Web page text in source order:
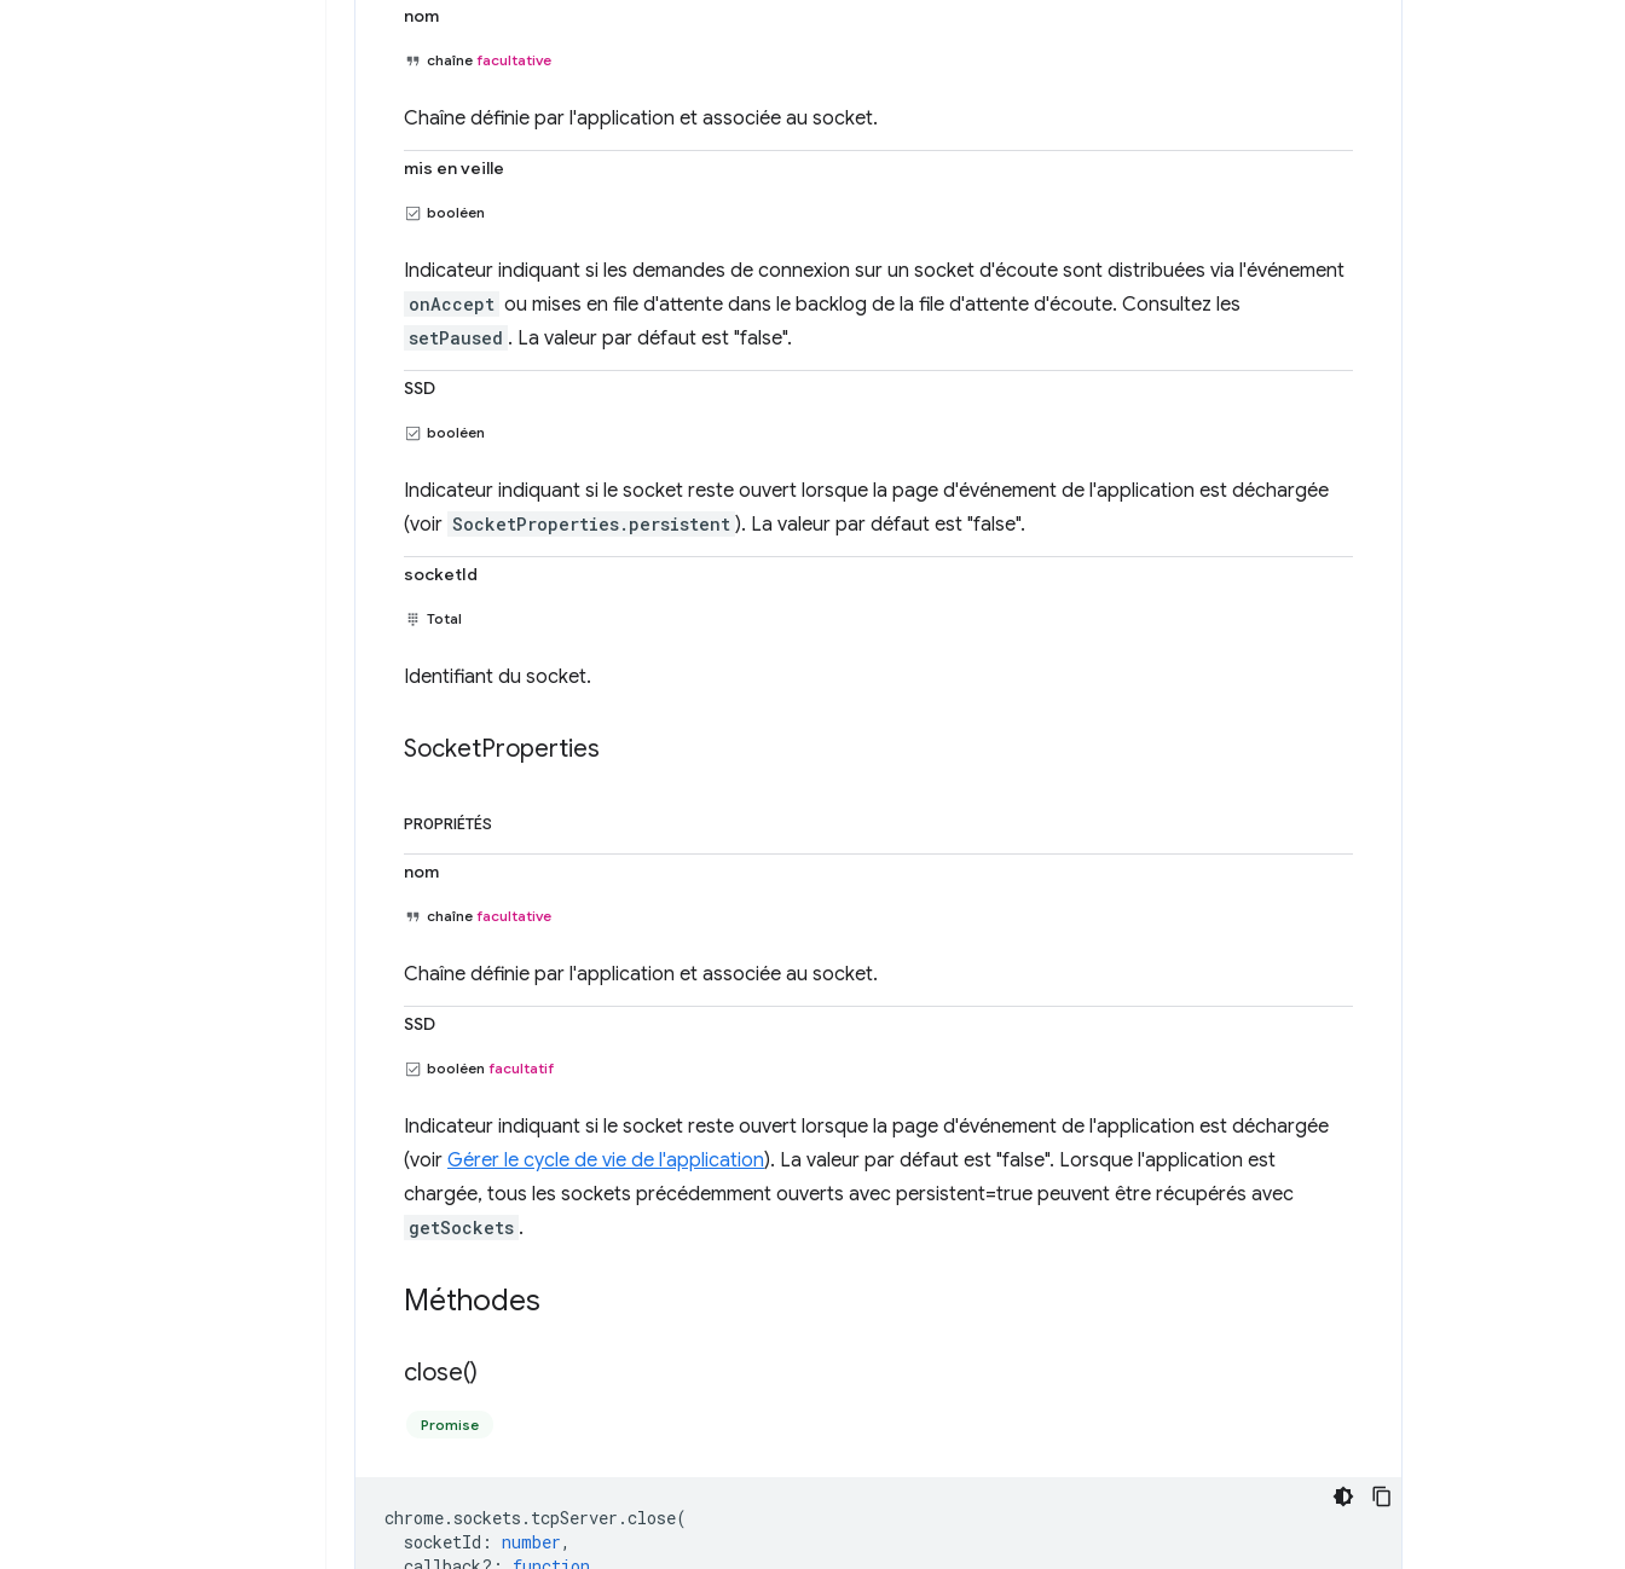
nom
chaîne facultative
Chaîne définie par l'application et associée au socket.
mis en veille
booléen
Indicateur indiquant si les demandes de connexion sur un socket d'écoute sont distribuées via l'événement
onAccept ou mises en file d'attente dans le backlog de la file d'attente d'écoute. Consultez les
setPaused . La valeur par défaut est "false".
SSD
booléen
Indicateur indiquant si le socket reste ouvert lorsque la page d'événement de l'application est déchargée
(voir SocketProperties.persistent ). La valeur par défaut est "false".
socketId
Total
Identifiant du socket.
SocketProperties
PROPRIÉTÉS
nom
chaîne facultative
Chaîne définie par l'application et associée au socket.
SSD
booléen facultatif
Indicateur indiquant si le socket reste ouvert lorsque la page d'événement de l'application est déchargée
(voir Gérer le cycle de vie de l'application). La valeur par défaut est "false". Lorsque l'application est
chargée, tous les sockets précédemment ouverts avec persistent=true peuvent être récupérés avec
getSockets .
Méthodes
close()
Promise
chrome. sockets . tcpServer .close(
socketId : number,